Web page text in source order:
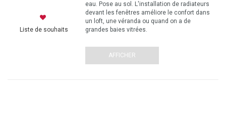
Liste de souhaits
eau. Pose au sol. L'installation de radiateurs
devant les fenêtres améliore le confort dans
un loft, une véranda ou quand on a de
grandes baies vitrées.
AFFICHER